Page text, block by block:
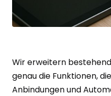
Wir erweitern
genau die Funktionen,
Anbindungen und